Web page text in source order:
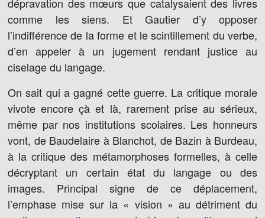
comme les siens. Et Gautier d’y opposer
l’indifférence de la forme et le scintillement du verbe,
d’en appeler à un jugement rendant justice au
ciselage du langage.
On sait qui a gagné cette guerre. La critique morale
vivote encore çà et là, rarement prise au sérieux,
même par nos institutions scolaires. Les honneurs
vont, de Baudelaire à Blanchot, de Bazin à Burdeau,
à la critique des métamorphoses formelles, à celle
décryptant un certain état du langage ou des
images. Principal signe de ce déplacement,
l’emphase mise sur la « vision » au détriment du